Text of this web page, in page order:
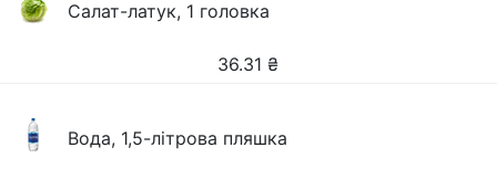
Салат-латук, 1 головка
36.31 ₴
Вода, 1,5-літрова пляшка